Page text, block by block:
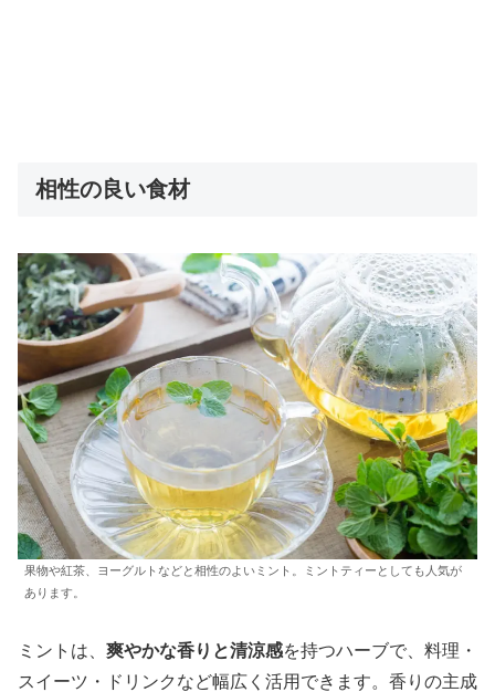
相性の良い食材
果物や紅茶、ヨーグルトなどと相性のよいミント。ミントティーとしても人気が
あります。
ミントは、 爽やかな香りと清涼感を持つハーブで、料理・
スイーツ・ドリンクなど幅広く活用できます。香りの主成